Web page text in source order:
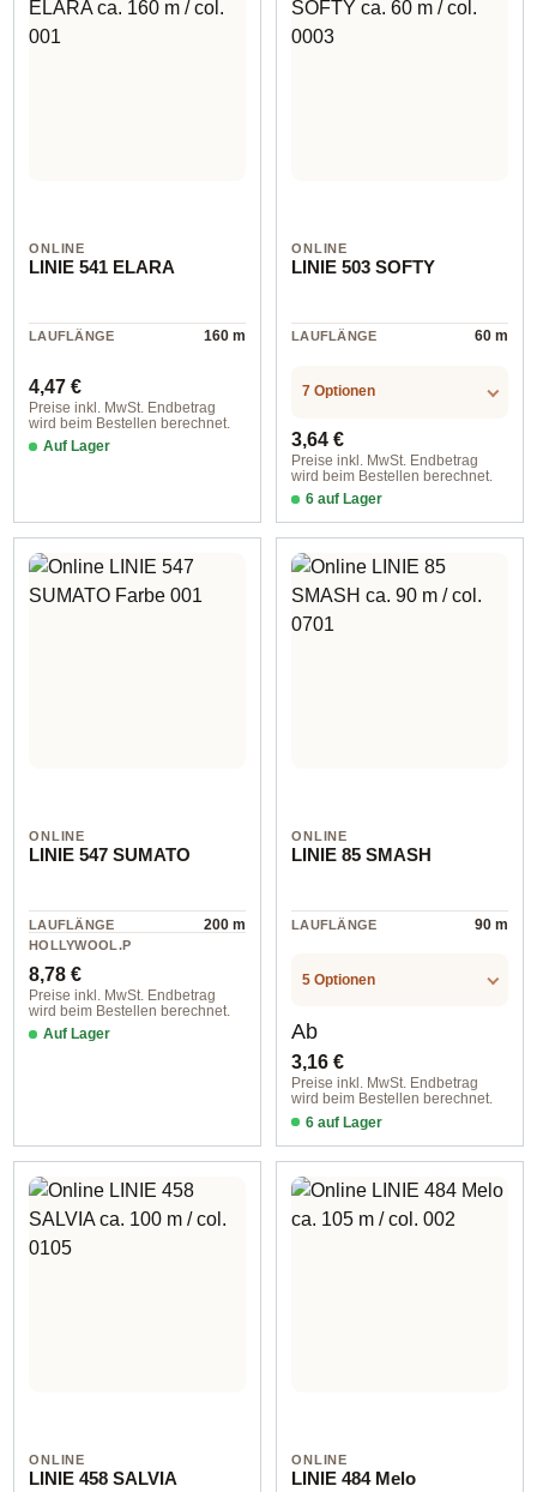
ONLINE
LINIE 541 ELARA
LAUFLÄNGE 160 m
Regulärer Preis:
4,47 €
Preise inkl. MwSt. Endbetrag
wird beim Bestellen berechnet.
Auf Lager
ONLINE
LINIE 503 SOFTY
LAUFLÄNGE 60 m
7 Optionen
Regulärer Preis:
3,64 €
Preise inkl. MwSt. Endbetrag
wird beim Bestellen berechnet.
6 auf Lager
col. 0003
ONLINE
LINIE 547 SUMATO
LAUFLÄNGE 200 m
HOLLYWOOL.P
.LABEL.MATERI
AL
Regulärer Preis:
8,78 €
Preise inkl. MwSt. Endbetrag
wird beim Bestellen berechnet.
Auf Lager
ONLINE
LINIE 85 SMASH
LAUFLÄNGE 90 m
5 Optionen
Regulärer Preis:
Ab
3,16 €
Preise inkl. MwSt. Endbetrag
wird beim Bestellen berechnet.
6 auf Lager
ONLINE
LINIE 458 SALVIA
ONLINE
LINIE 484 Melo